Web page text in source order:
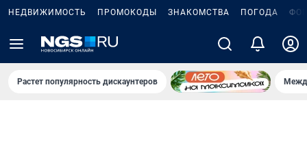
НЕДВИЖИМОСТЬ ПРОМОКОДЫ ЗНАКОМСТВА ПОГОДА
Растет популярность дискаунтеров